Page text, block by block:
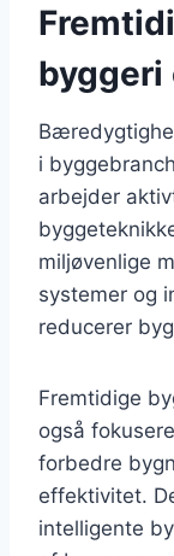
i
arbejder
miljøvenlige
systemer og
reducerer
Fremtidige
også
forbedre
effektivitet.
intelligente